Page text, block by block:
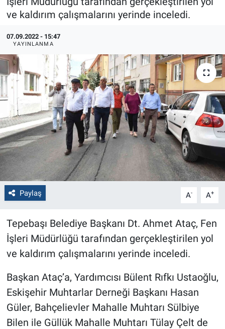
ve kaldırım çalışmalarını yerinde inceledi.
07.09.2022 - 15:47
YAYINLANMA
Paylaş A- A+
Tepebaşı Belediye Başkanı Dt. Ahmet Ataç, Fen
İşleri Müdürlüğü tarafından gerçekleştirilen yol
ve kaldırım çalışmalarını yerinde inceledi.
Başkan Ataç’a, Yardımcısı Bülent Rıfkı Ustaoğlu,
Eskişehir Muhtarlar Derneği Başkanı Hasan
Güler, Bahçelievler Mahalle Muhtarı Sülbiye
Bilen ile Güllük Mahalle Muhtarı Tülay Çelt de
Politika
Bilecik
Kütahya
Gezi
Genel
Çevre
Magazin
Bilim ve Teknoloji